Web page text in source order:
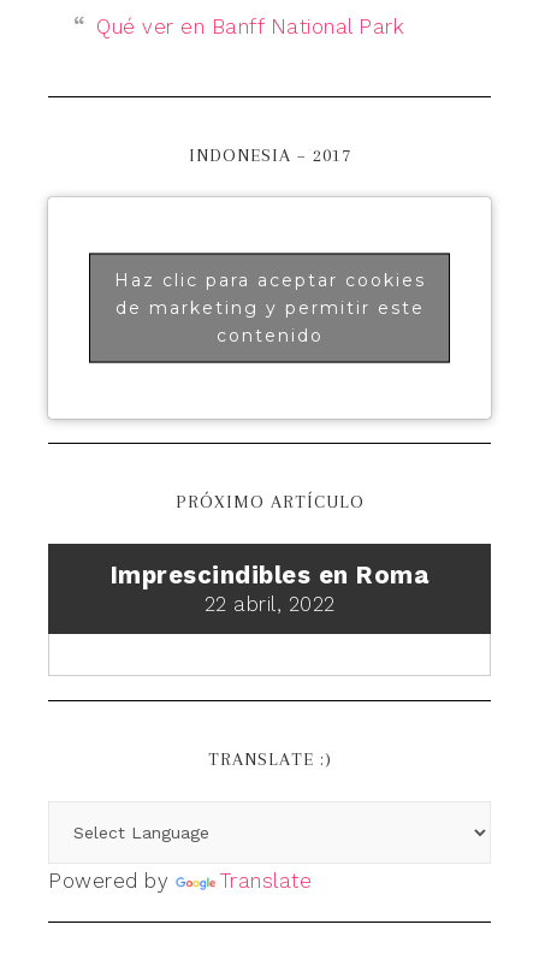
Qué ver en Banff National Park
INDONESIA – 2017
Haz clic para aceptar cookies
de marketing y permitir este
contenido
PRÓXIMO ARTÍCULO
Imprescindibles en Roma
22 abril, 2022
TRANSLATE :)
Powered by Translate